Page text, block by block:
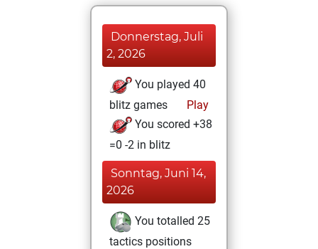
Donnerstag, Juli
2, 2026
You played 40
blitz games
Play
You scored +38
=0 -2 in blitz
Sonntag, Juni 14,
2026
You totalled 25
tactics positions